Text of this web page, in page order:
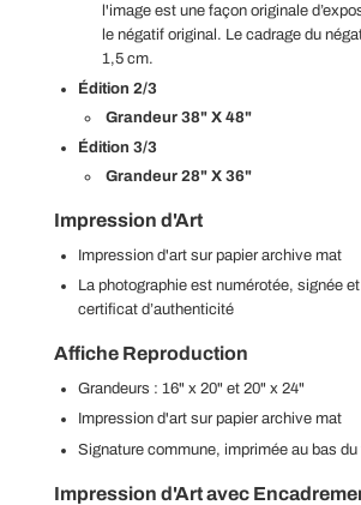
l'image est une façon originale
le négatif original. Le cadrage du
1,5 cm.
Édition 2/3
Grandeur 38" X 48"
Édition 3/3
Grandeur 28" X 36"
Impression d'Art
Impression d'art sur papier archive mat
La photographie est numérotée, signée
certificat d’authenticité
Affiche Reproduction
Grandeurs : 16" x 20" et 20" x 24"
Impression d'art sur papier archive mat
Signature commune, imprimée au bas du
Impression d'Art avec